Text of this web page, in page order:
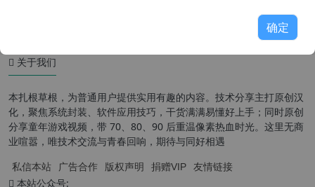
关于我们
本扎根草根，为普通用户提供实用有趣的内容。技术分享主打原创汉
化，聚焦系统封装、软件应用技巧，干货满满易懂好上手；同时原创
分享童年游戏视频，带 70、80、90 后重温像素热血时光。这里无商
业喧嚣，唯技术交流与青春回响，期待与同好相遇
私信本站 广告合作 版权声明 捐赠VIP 友情链接
本站公众号:
确定